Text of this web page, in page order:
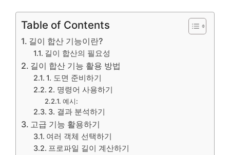
Table of Contents
길이 합산 기능이란?
길이 합산의 필요성
길이 합산 기능 활용 방법
1. 도면 준비하기
2. 명령어 사용하기
예시:
3. 결과 분석하기
고급 기능 활용하기
여러 객체 선택하기
프로파일 길이 계산하기